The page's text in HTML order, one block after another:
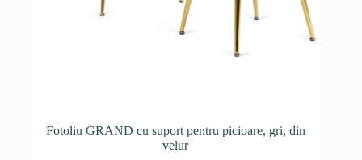
Fotoliu GRAND cu suport pentru picioare, gri, din
velur